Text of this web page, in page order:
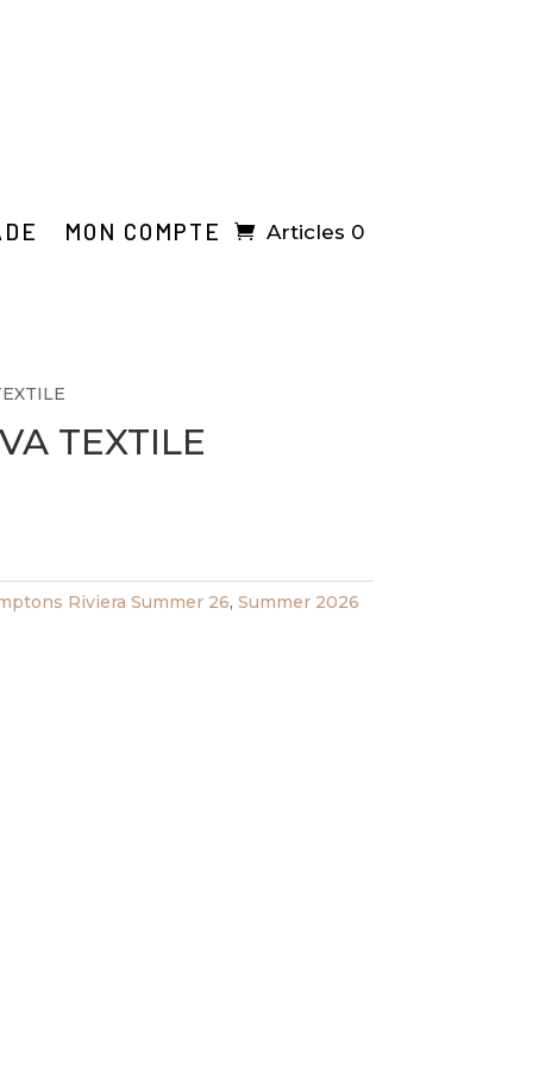
MON COMPTE Articles 0
TEXTILE
Riviera Summer 26, Summer 2026